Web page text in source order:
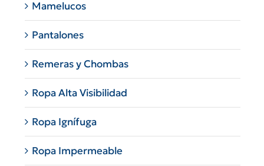
Mamelucos
Pantalones
Remeras y Chombas
Ropa Alta Visibilidad
Ropa Ignífuga
Ropa Impermeable